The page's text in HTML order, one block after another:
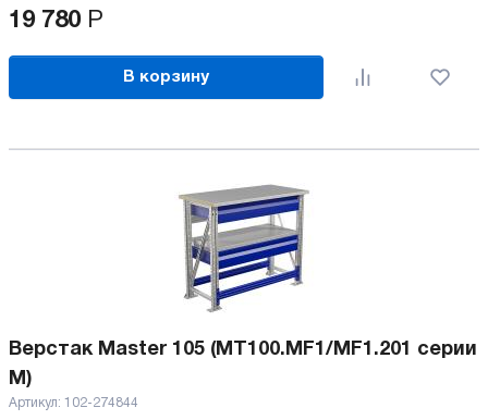
19 780 Р
В корзину
Верстак Master 105 (MT100.MF1/MF1.201 серии
M)
Артикул: 102-274844